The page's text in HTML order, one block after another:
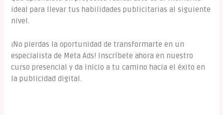
ideal para llevar tus habilidades publicitarias al siguiente
nivel.
¡No pierdas la oportunidad de transformarte en un
especialista de Meta Ads! Inscríbete ahora en nuestro
curso presencial y da inicio a tu camino hacia el éxito en
la publicidad digital.